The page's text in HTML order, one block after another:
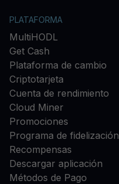
PLATAFORMA
MultiHODL
Get Cash
Plataforma de cambio
Criptotarjeta
Cuenta de rendimiento
Cloud Miner
Promociones
Programa de fidelización
Recompensas
Descargar aplicación
Métodos de Pago